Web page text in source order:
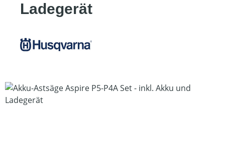
Ladegerät
Bildergalerie überspringen